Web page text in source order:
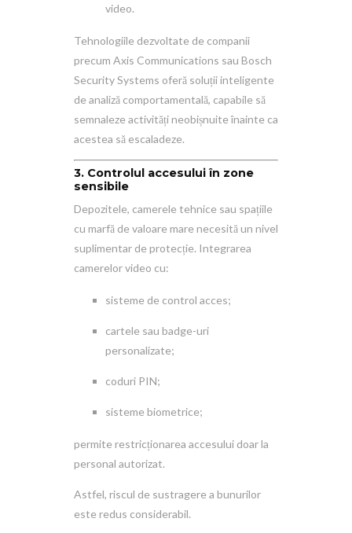
video.
Tehnologiile dezvoltate de companii
precum Axis Communications sau Bosch
Security Systems oferă soluții inteligente
de analiză comportamentală, capabile să
semnaleze activități neobișnuite înainte ca
acestea să escaladeze.
3. Controlul accesului în zone
sensibile
Depozitele, camerele tehnice sau spațiile
cu marfă de valoare mare necesită un nivel
suplimentar de protecție. Integrarea
camerelor video cu:
sisteme de control acces;
cartele sau badge-uri
personalizate;
coduri PIN;
sisteme biometrice;
permite restricționarea accesului doar la
personal autorizat.
Astfel, riscul de sustragere a bunurilor
este redus considerabil.